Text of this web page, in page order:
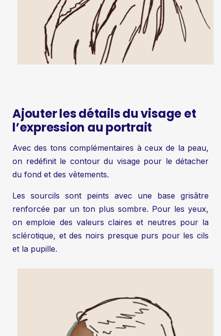
Ajouter les détails du visage et
l’expression au portrait
Avec des tons complémentaires à ceux de la peau,
on redéfinit le contour du visage pour le détacher
du fond et des vêtements.
Les sourcils sont peints avec une base grisâtre
renforcée par un ton plus sombre. Pour les yeux,
on emploie des valeurs claires et neutres pour la
sclérotique, et des noirs presque purs pour les cils
et la pupille.